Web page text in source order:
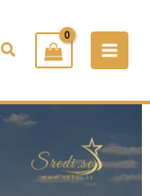
Pretraživanje